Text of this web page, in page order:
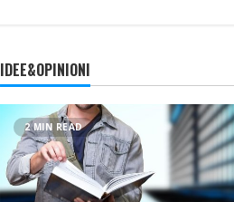
IDEE&OPINIONI
2 MIN READ